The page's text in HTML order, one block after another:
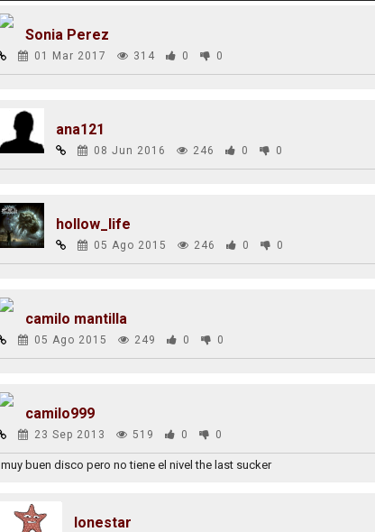
Sonia Perez
01 Mar 2017 314 0 0
ana121
08 Jun 2016 246 0 0
hollow_life
05 Ago 2015 246 0 0
camilo mantilla
05 Ago 2015 249 0 0
camilo999
23 Sep 2013 519 0 0
muy buen disco pero no tiene el nivel the last sucker
lonestar